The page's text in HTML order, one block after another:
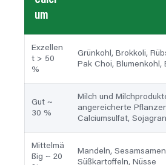
um
Exzellen
t > 50
%
Grünkohl, Brokkoli,
Pak Choi, Blumenkohl,
Gut ~
30 %
Milch und
angereicherte
Calciumsulfat,
Mittelmä
ßig ~ 20
Mandeln,
Süßkartoffeln, Nüsse